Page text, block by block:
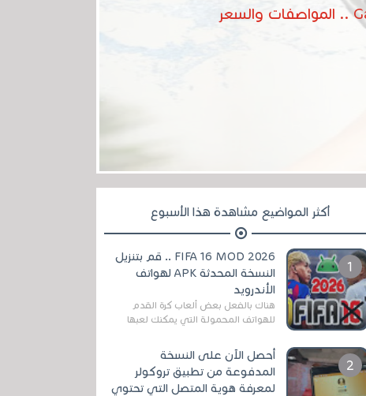
أكثر المواضيع مشاهدة هذا الأسبوع
FIFA 16 MOD 2026 .. قم بتنزيل
النسخة المحدثة APK لهواتف
الأندرويد
هناك بالفعل بعض ألعاب كرة القدم
للهواتف المحمولة التي يمكنك لعبها
مثل EA Sports ...
أحصل الآن على النسخة
المدفوعة من تطبيق تروكولر
لمعرفة هوية المتصل التي تحتوي